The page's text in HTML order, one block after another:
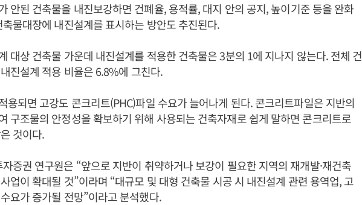
안된 건축물을 내진보강하면 건폐율, 용적률, 대지 안의 공지, 높이기준 등을 완화
물대장에 내진설계를 표시하는 방안도 추진된다.
대상 건축물 가운데 내진설계를 적용한 건축물은 3분의 1에 지나지 않는다. 전체 건
진설계 적용 비율은 6.8%에 그친다.
용되면 고강도 콘크리트(PHC)파일 수요가 늘어나게 된다. 콘크리트파일은 지반의
구조물의 안정성을 확보하기 위해 사용되는 건축자재로 쉽게 말하면 콘크리트로
것이다.
증권 연구원은 “앞으로 지반이 취약하거나 보강이 필요한 지역의 재개발·재건축
업이 확대될 것”이라며 “대규모 및 대형 건축물 시공 시 내진설계 관련 용역업, 고
요가 증가될 전망”이라고 분석했다.